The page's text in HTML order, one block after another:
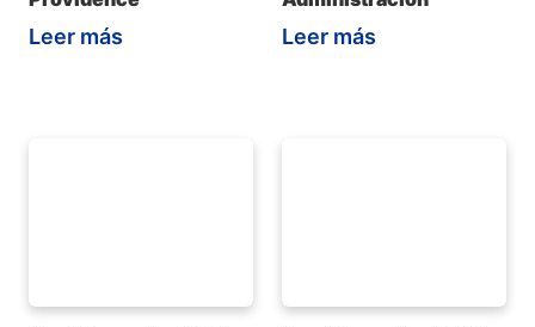
Leer más Leer más